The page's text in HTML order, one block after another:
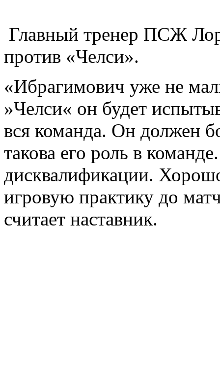
Главный тренер ПСЖ
против «Челси».
«Ибрагимович уже не
»Челси« он будет
вся команда. Он должен
такова его роль в
дисквалификации.
игровую практику до
считает наставник.